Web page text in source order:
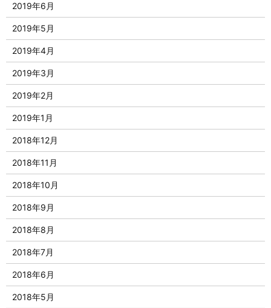
2019年6月
2019年5月
2019年4月
2019年3月
2019年2月
2019年1月
2018年12月
2018年11月
2018年10月
2018年9月
2018年8月
2018年7月
2018年6月
2018年5月